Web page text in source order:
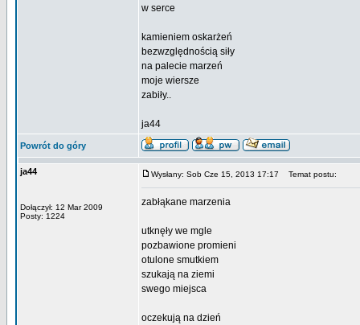
w serce
kamieniem oskarżeń
bezwzględnością siły
na palecie marzeń
moje wiersze
zabiły..
ja44
Powrót do góry
ja44
Dołączył: 12 Mar 2009
Posty: 1224
Wysłany: Sob Cze 15, 2013 17:17 Temat postu:
zabłąkane marzenia
utknęły we mgle
pozbawione promieni
otulone smutkiem
szukają na ziemi
swego miejsca
oczekują na dzień